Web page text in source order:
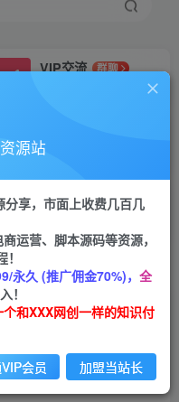
VIP交流
群聊
研究探讨更多创业项目路子。
招募站长
APP下载
GO
，一部手机无脑操
关注 私信
源站
享，市面上收费几百几
运营、脚本源码等资源，
永久 (推广佣金70%)， 全
！
和XXX网创一样的知识付
会员 加盟当站长